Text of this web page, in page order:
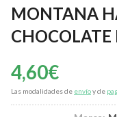
MONTANA
CHOCOLATE
4,60€
Las modalidades de envíoy de